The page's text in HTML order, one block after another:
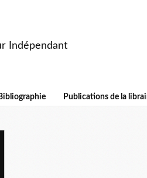
Indépendant
Bibliographie Publications de la